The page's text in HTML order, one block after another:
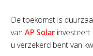
De toekomst is
van AP Solar
u verzekerd bent van